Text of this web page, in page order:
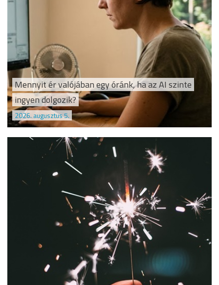
Mennyit ér valójában egy óránk, ha az AI szinte
ingyen dolgozik?
2026. augusztus 5.